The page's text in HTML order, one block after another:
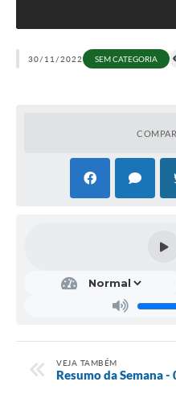
30/11/2022 SEM CATEGORIA
VEJA TAMBÉM
Resumo da Semana